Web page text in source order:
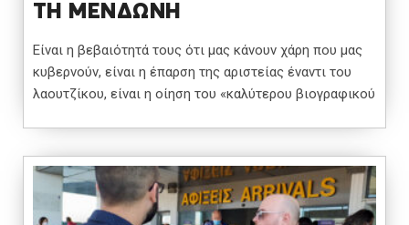
ΤΗ ΜΕΝΔΩΝΗ
Είναι η βεβαιότητά τους ότι μας κάνουν χάρη που μας
κυβερνούν, είναι η έπαρση της αριστείας έναντι του
λαουτζίκου, είναι η οίηση του «καλύτερου βιογραφικού